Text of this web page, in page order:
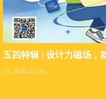
五四特辑 | 设计力磁场，
2026-05-06